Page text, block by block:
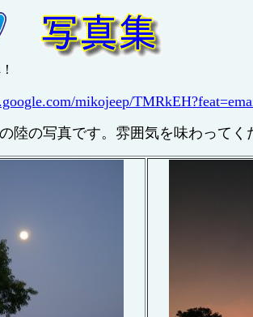
mikojeep/
陸の写真です。雰囲気を味わってく